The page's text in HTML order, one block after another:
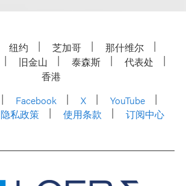
纽约 芝加哥
那什维尔
旧金山 泰森斯
代表处
香港
Facebook X
YouTube
隐私政策 使用条款 订阅中心